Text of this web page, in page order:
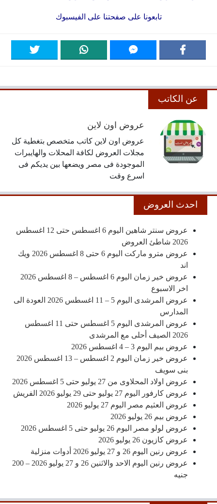
تابعونا على صفحتنا على الفيسبوك
عن الكاتب
عروض اون لاين
عروض اون لاين كاتب متخصص بتغطية كل
مجلات العروض لكافة المحلات والهايبرات
الموجودة فى مصر ويضعها بين يديكم فى
اسرع وقت
احدث العروض
عروض سنتر شاهين اليوم 6 اغسطس حتى 12 اغسطس
2026 شاطئ العروض
عروض مترو ماركت اليوم 6 حتى 8 اغسطس 2026 ويك
اند
عروض خير زمان اليوم 6 اغسطس – 8 اغسطس 2026
اخر الاسبوع
عروض المرشدى اليوم 5 – 11 اغسطس 2026 العودة الى
المدارس
عروض المرشدى اليوم 5 اغسطس حتى 11 اغسطس
2026 الصيف أحلى مع المرشدى
عروض بيم اليوم 3 – 4 اغسطس 2026
عروض خير زمان اليوم 2 اغسطس – 13 اغسطس 2026
بنى سويف
عروض اولاد المحلاوى من 27 يوليو حتى 5 اغسطس 2026
عروض كارفور اليوم 27 يوليو حتى 29 يوليو 2026 الفريش
عروض العثيم مصر اليوم 27 يوليو 2026
عروض بيم 26 يوليو 2026
عروض لولو مصر اليوم 26 يوليو حتى 5 اغسطس 2026
عروض كازيون 26 يوليو 2026
عروض رنين اليوم 26 و 27 يوليو 2026 أدوات منزلية
عروض رنين اليوم الاحد والاثنين 26 و 27 يوليو 2026 – 200
جنيه